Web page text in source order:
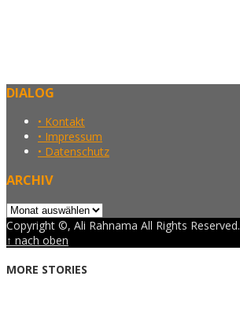
DIALOG
• Kontakt
• Impressum
• Datenschutz
ARCHIV
Archiv
Copyright ©, Ali Rahnama All Rights Reserved.
↑ nach oben
MORE STORIES